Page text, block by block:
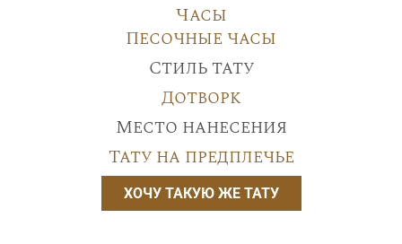
Часы
Песочные часы
Стиль тату
Дотворк
Место нанесения
Тату на предплечье
ХОЧУ ТАКУЮ ЖЕ ТАТУ